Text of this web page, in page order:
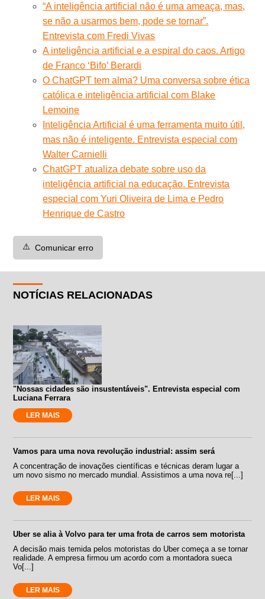
“A inteligência artificial não é uma ameaça, mas,
se não a usarmos bem, pode se tornar”.
Entrevista com Fredi Vivas
A inteligência artificial e a espiral do caos. Artigo
de Franco ‘Bifo’ Berardi
O ChatGPT tem alma? Uma conversa sobre ética
católica e inteligência artificial com Blake
Lemoine
Inteligência Artificial é uma ferramenta muito útil,
mas não é inteligente. Entrevista especial com
Walter Carnielli
ChatGPT atualiza debate sobre uso da
inteligência artificial na educação. Entrevista
especial com Yuri Oliveira de Lima e Pedro
Henrique de Castro
⚠️ Comunicar erro
NOTÍCIAS RELACIONADAS
"Nossas cidades são insustentáveis". Entrevista especial com
Luciana Ferrara
LER MAIS
Vamos para uma nova revolução industrial: assim será
A concentração de inovações científicas e técnicas deram lugar a
um novo sismo no mercado mundial. Assistimos a uma nova re[...]
LER MAIS
Uber se alia à Volvo para ter uma frota de carros sem motorista
A decisão mais temida pelos motoristas do Uber começa a se tornar
realidade. A empresa firmou um acordo com a montadora sueca
Vo[...]
LER MAIS